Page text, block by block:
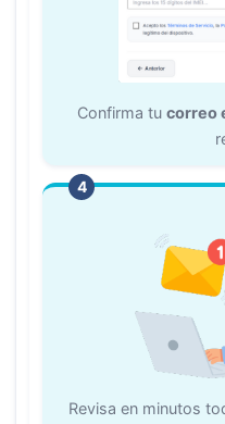
Confirma tu correo
4
Revisa en minutos